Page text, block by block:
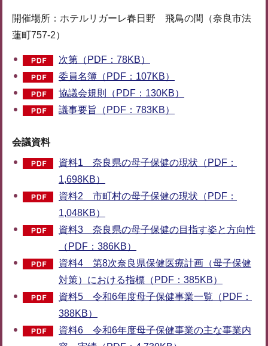
開催場所：ホテルリガーレ春日野 飛鳥の間（奈良市法
蓮町757-2）
次第（PDF：78KB）
委員名簿（PDF：107KB）
協議会規則（PDF：130KB）
議事要旨（PDF：783KB）
会議資料
資料1 奈良県の母子保健の現状（PDF：
1,698KB）
資料2 市町村の母子保健の現状（PDF：
1,048KB）
資料3 奈良県の母子保健の目指す姿と方向性
（PDF：386KB）
資料4 第8次奈良県保健医療計画（母子保健
対策）における指標（PDF：385KB）
資料5 令和6年度母子保健事業一覧（PDF：
388KB）
資料6 令和6年度母子保健事業の主な事業内